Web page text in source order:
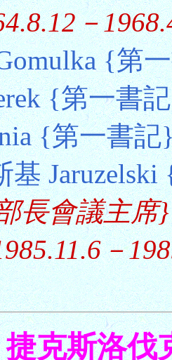
－
{第
{第一書
{第一書記
長會議主席}
－
捷克斯洛伐